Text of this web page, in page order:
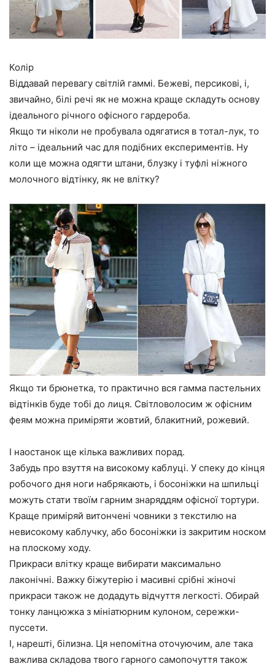
Колір
Віддавай перевагу світлій гаммі. Бежеві, персикові, і,
звичайно, білі речі як не можна краще складуть основу
ідеального річного офісного гардероба.
Якщо ти ніколи не пробувала одягатися в тотал-лук, то
літо – ідеальний час для подібних експериментів. Ну
коли ще можна одягти штани, блузку і туфлі ніжного
молочного відтінку, як не влітку?
Якщо ти брюнетка, то практично вся гамма пастельних
відтінків буде тобі до лиця. Світловолосим ж офісним
феям можна приміряти жовтий, блакитний, рожевий.
І наостанок ще кілька важливих порад.
Забудь про взуття на високому каблуці. У спеку до кінця
робочого дня ноги набрякають, і босоніжки на шпильці
можуть стати твоїм гарним знаряддям офісної тортури.
Краще приміряй витончені човники з текстилю на
невисокому каблучку, або босоніжки із закритим носком
на плоскому ходу.
Прикраси влітку краще вибирати максимально
лаконічні. Важку біжутерію і масивні срібні жіночі
прикраси також не додадуть відчуття легкості. Обирай
тонку ланцюжка з мініатюрним кулоном, сережки-
пуссети.
І, нарешті, білизна. Ця непомітна оточуючим, але така
важлива складова твого гарного самопочуття також